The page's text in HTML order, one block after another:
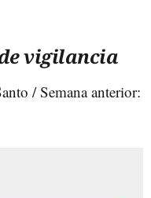
vigilancia
/ Semana anterior: